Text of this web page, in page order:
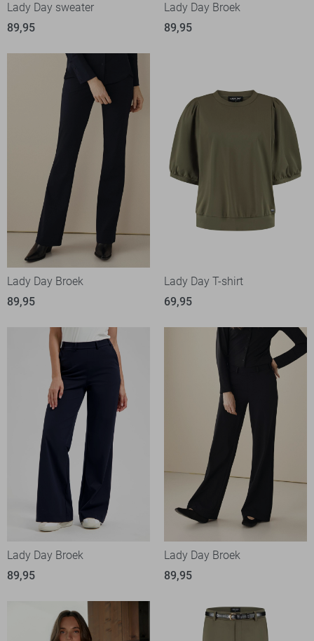
Lady Day sweater
89,95
Lady Day Broek
89,95
Lady Day Broek
89,95
Lady Day T-shirt
69,95
Lady Day Broek
89,95
Lady Day Broek
89,95